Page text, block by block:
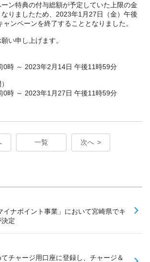
ン特典の付与総額が予定していた上限の金
りましたため、2023年1月27日（金）午後
ンペーンを終了することとなりました。
い申し上げます。
0時 ～ 2023年2月14日 午後11時59分
0時 ～ 2023年1月27日 午後11時59分
一覧 次へ
イナポイント事業」において宮崎県でキ
定
てチャージ用口座に登録し、チャージ＆